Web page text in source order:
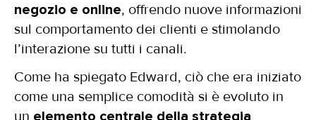
negozio e online, offrendo nuove informazioni
sul comportamento dei clienti e stimolando
l’interazione su tutti i canali.
Come ha spiegato Edward, ciò che era iniziato
come una semplice comodità si è evoluto in
un elemento centrale della strategia